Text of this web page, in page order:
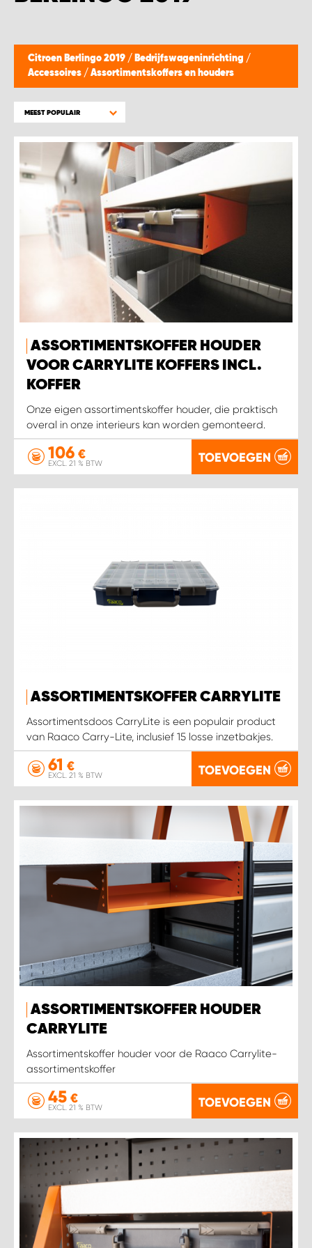
Citroen Berlingo 2019 / Bedrijfswageninrichting /
Accessoires / Assortimentskoffers en houders
MEEST POPULAIR
ASSORTIMENTSKOFFER HOUDER
VOOR CARRYLITE KOFFERS INCL.
KOFFER
Onze eigen assortimentskoffer houder, die praktisch
overal in onze interieurs kan worden gemonteerd.
106 €
EXCL. 21 % BTW TOEVOEGEN
ASSORTIMENTSKOFFER CARRYLITE
Assortimentsdoos CarryLite is een populair product
van Raaco Carry-Lite, inclusief 15 losse inzetbakjes.
61 €
EXCL. 21 % BTW TOEVOEGEN
ASSORTIMENTSKOFFER HOUDER
CARRYLITE
Assortimentskoffer houder voor de Raaco Carrylite-
assortimentskoffer
45 €
EXCL. 21 % BTW TOEVOEGEN
WORK SYSTEM ELST
WORK SYSTEM GORREDIJK
WORK SYSTEM GRONINGEN
WORK SYSTEM HARDERWIJK
WORK SYSTEM HARMELEN
WORK SYSTEM HARTWERD
WORK SYSTEM KOOTWIJKERBROEK
WORK SYSTEM LOPIK AUTOSERVICE BENSCHOP
WORK SYSTEM LOPIK GARAGE STUIVENBERG
WORK SYSTEM NIEUWEGEIN
WORK SYSTEM REEUWIJK
WORK SYSTEM UITHOORN
WORK SYSTEM WILLEMSTAD
WORK SYSTEM ZIERIKZEE